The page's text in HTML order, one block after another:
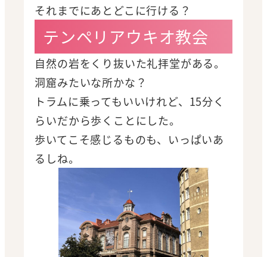
それまでにあとどこに行ける？
テンペリアウキオ教会
自然の岩をくり抜いた礼拝堂がある。
洞窟みたいな所かな？
トラムに乗ってもいいけれど、15分く
らいだから歩くことにした。
歩いてこそ感じるものも、いっぱいあ
るしね。